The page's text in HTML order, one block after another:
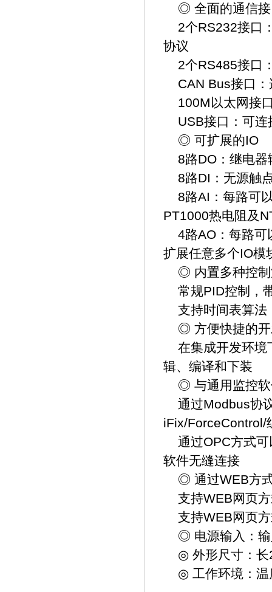
◎ 全面的通信接
2个RS232接口
协议
2个RS485接口
CAN Bus接口：
100M以太网接
USB接口：可连
◎ 可扩展的IO
8路DO：继电器
8路DI：无源触
8路AI：每路可
PT1000热电阻及
4路AO：每路可
扩展任意多个IO模
◎ 内置多种控制
常规PID控制，
支持时间表算法
◎ 方便快捷的开
在集成开发环境
辑、编译和下装
◎ 与通用监控软
通过Modbus协
iFix/ForceControl/
通过OPC方式可
软件无缝连接
◎ 通过WEB方
支持WEB网页方
支持WEB网页方
◎ 电源输入：输
◎ 外形尺寸：长
◎ 工作环境：温